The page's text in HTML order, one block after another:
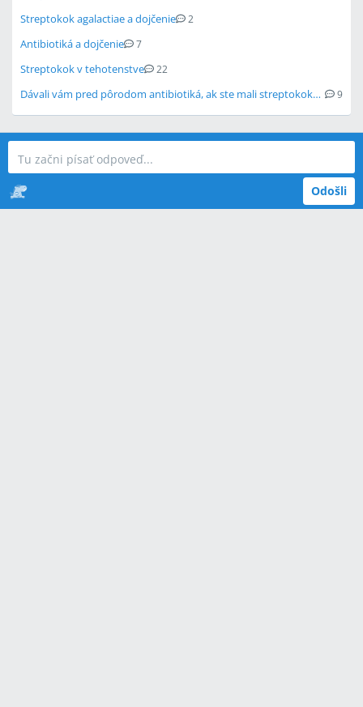
Streptokok agalactiae a dojčenie 2
Antibiotiká a dojčenie 7
Streptokok v tehotenstve 22
Dávali vám pred pôrodom antibiotiká, ak ste mali streptokoka v pošve? 9
Odošli